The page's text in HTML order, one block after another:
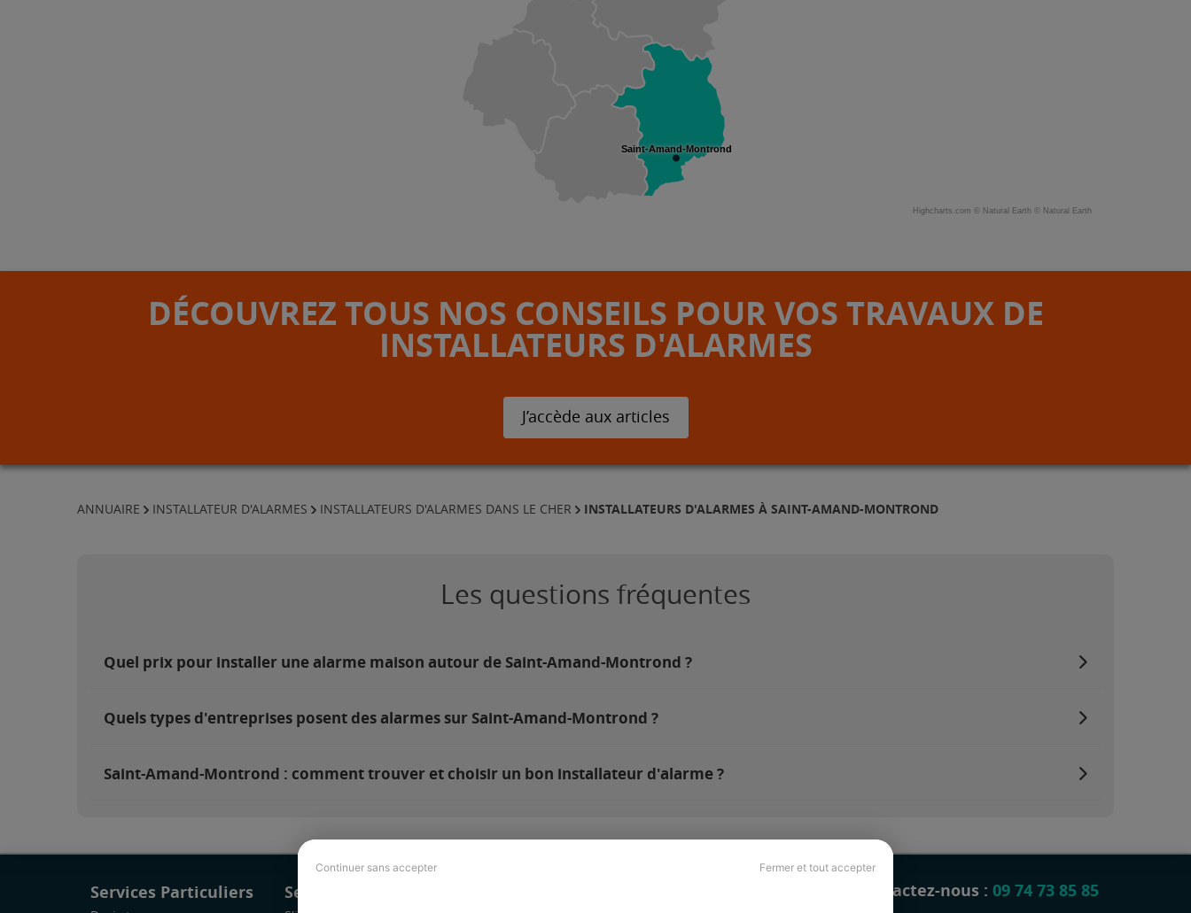
Continuer sans accepter Fermer et tout accepter
Saint-Amand-Montrond
Highcharts.com © Natural Earth © Natural Earth
DÉCOUVREZ TOUS NOS CONSEILS POUR VOS TRAVAUX DE
INSTALLATEURS D'ALARMES
J’accède aux articles
ANNUAIRE INSTALLATEUR D'ALARMES INSTALLATEURS D'ALARMES DANS LE CHER INSTALLATEURS D'ALARMES À SAINT-AMAND-MONTROND
Les questions fréquentes
Quel prix pour installer une alarme maison autour de Saint-Amand-Montrond ?
Quels types d'entreprises posent des alarmes sur Saint-Amand-Montrond ?
Saint-Amand-Montrond : comment trouver et choisir un bon installateur d'alarme ?
Services Particuliers Services Pro Contactez-nous : 09 74 73 85 85